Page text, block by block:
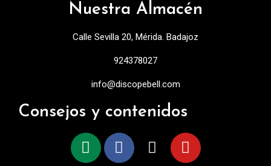
Nuestra Almacén
Calle Sevilla 20, Mérida. Badajoz
924378027
info@discopebell.com
Consejos y contenidos